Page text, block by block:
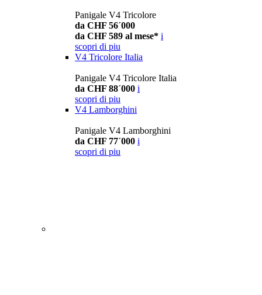
Panigale V4 Tricolore
da CHF 56´000
da CHF 589 al mese* i
scopri di piu
V4 Tricolore Italia
Panigale V4 Tricolore Italia
da CHF 88´000 i
scopri di piu
V4 Lamborghini
Panigale V4 Lamborghini
da CHF 77´000 i
scopri di piu